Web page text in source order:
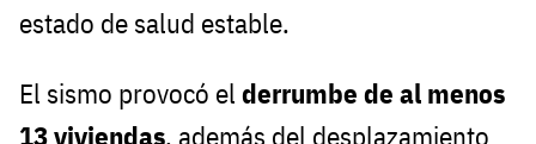
estado de salud estable.
El sismo provocó el derrumbe de al menos
13 viviendas, además del desplazamiento